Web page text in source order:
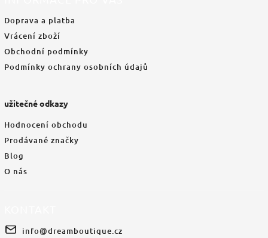
Doprava a platba
Vrácení zboží
Obchodní podmínky
Podmínky ochrany osobních údajů
užitečné odkazy
Hodnocení obchodu
Prodávané značky
Blog
O nás
info@dreamboutique.cz